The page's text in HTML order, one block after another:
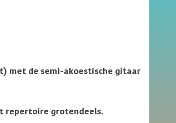
met de semi-akoestische gitaar
repertoire grotendeels.